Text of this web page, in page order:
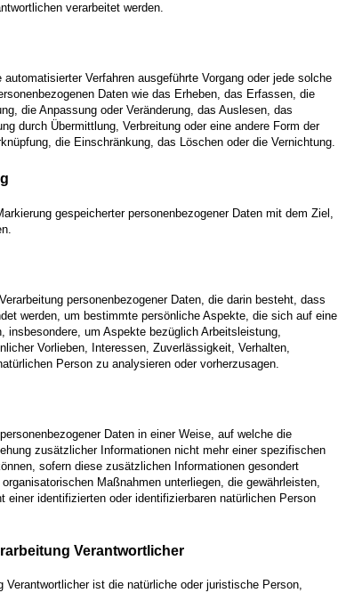
verarbeitet werden.
Verfahren ausgeführte Vorgang oder jede solche
Daten wie das Erheben, das Erfassen, die
die Anpassung oder Veränderung, das Auslesen, das
durch Übermittlung, Verbreitung oder eine andere Form der
die Einschränkung, das Löschen oder die Vernichtung.
gespeicherter personenbezogener Daten mit dem Ziel,
personenbezogener Daten, die darin besteht, dass
werden, um bestimmte persönliche Aspekte, die sich auf eine
insbesondere, um Aspekte bezüglich Arbeitsleistung,
Vorlieben, Interessen, Zuverlässigkeit, Verhalten,
Person zu analysieren oder vorherzusagen.
Daten in einer Weise, auf welche die
zusätzlicher Informationen nicht mehr einer spezifischen
sofern diese zusätzlichen Informationen gesondert
Maßnahmen unterliegen, die gewährleisten,
einer identifizierten oder identifizierbaren natürlichen Person
Verantwortlicher
Verantwortlicher ist die natürliche oder juristische Person,